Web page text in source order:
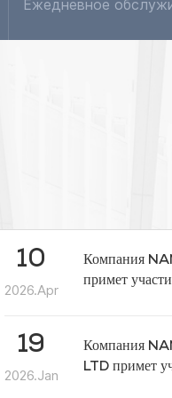
10
2026.Apr
Компания
примет
19
2026.Jan
Компания
LTD примет